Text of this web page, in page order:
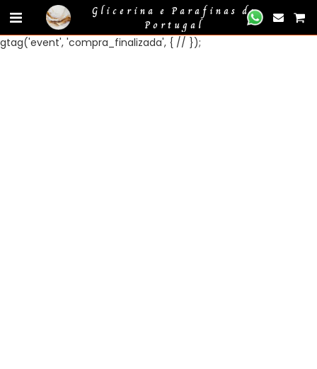
gtag('event', 'compra_finalizada', { // });
Glicerina e Parafinas de
Portugal